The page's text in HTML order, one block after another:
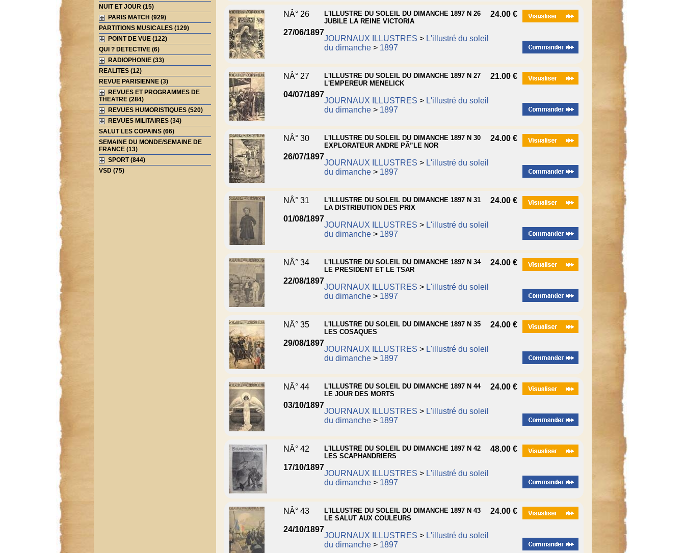
NUIT ET JOUR (15)
PARIS MATCH (929)
PARTITIONS MUSICALES (129)
POINT DE VUE (122)
QUI ? DETECTIVE (6)
RADIOPHONIE (33)
REALITES (12)
REVUE PARISIENNE (3)
REVUES ET PROGRAMMES DE
THEATRE (284)
REVUES HUMORISTIQUES (520)
REVUES MILITAIRES (34)
SALUT LES COPAINS (66)
SEMAINE DU MONDE/SEMAINE DE
FRANCE (13)
SPORT (844)
VSD (75)
NÂ° 26
27/06/1897
L'ILLUSTRE DU SOLEIL DU DIMANCHE 1897 N 26
JUBILE LA REINE VICTORIA
JOURNAUX ILLUSTRES > L'illustré du soleil
du dimanche> 1897
24.00 €
NÂ° 27
04/07/1897
L'ILLUSTRE DU SOLEIL DU DIMANCHE 1897 N 27
L'EMPEREUR MENELICK
JOURNAUX ILLUSTRES > L'illustré du soleil
du dimanche> 1897
21.00 €
NÂ° 30
26/07/1897
L'ILLUSTRE DU SOLEIL DU DIMANCHE 1897 N 30
EXPLORATEUR ANDRE PÃ”LE NOR
JOURNAUX ILLUSTRES > L'illustré du soleil
du dimanche> 1897
24.00 €
NÂ° 31
01/08/1897
L'ILLUSTRE DU SOLEIL DU DIMANCHE 1897 N 31
LA DISTRIBUTION DES PRIX
JOURNAUX ILLUSTRES > L'illustré du soleil
du dimanche> 1897
24.00 €
NÂ° 34
22/08/1897
L'ILLUSTRE DU SOLEIL DU DIMANCHE 1897 N 34
LE PRESIDENT ET LE TSAR
JOURNAUX ILLUSTRES > L'illustré du soleil
du dimanche> 1897
24.00 €
NÂ° 35
29/08/1897
L'ILLUSTRE DU SOLEIL DU DIMANCHE 1897 N 35
LES COSAQUES
JOURNAUX ILLUSTRES > L'illustré du soleil
du dimanche> 1897
24.00 €
NÂ° 44
03/10/1897
L'ILLUSTRE DU SOLEIL DU DIMANCHE 1897 N 44
LE JOUR DES MORTS
JOURNAUX ILLUSTRES > L'illustré du soleil
du dimanche> 1897
24.00 €
NÂ° 42
17/10/1897
L'ILLUSTRE DU SOLEIL DU DIMANCHE 1897 N 42
LES SCAPHANDRIERS
JOURNAUX ILLUSTRES > L'illustré du soleil
du dimanche> 1897
48.00 €
NÂ° 43
24/10/1897
L'ILLUSTRE DU SOLEIL DU DIMANCHE 1897 N 43
LE SALUT AUX COULEURS
JOURNAUX ILLUSTRES > L'illustré du soleil
du dimanche> 1897
24.00 €